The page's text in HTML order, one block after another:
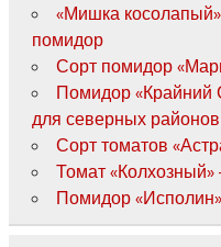
«Мишка
помидор
Сорт помидор
Помидор «Крайний
для северных районов
Сорт томатов
Томат «Колхозный»
Помидор